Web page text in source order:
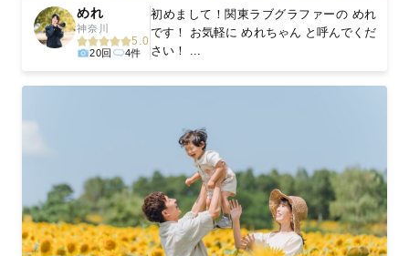
めれ
神奈川
5.0
20回 4件
初めまして！関東ラブグラファーの めれ
です！ お気軽に めれちゃん と呼んでくだ
さい！ ...